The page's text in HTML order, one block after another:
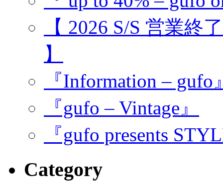
【 2026 S/S 営業終
】
『Information – gufo
『gufo – Vintage』
『gufo presents
Category